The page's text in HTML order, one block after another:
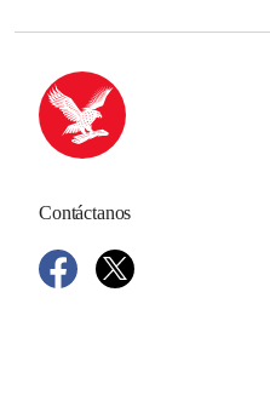
Contáctanos